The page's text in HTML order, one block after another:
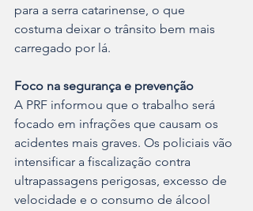
para a serra catarinense, o que
costuma deixar o trânsito bem mais
carregado por lá.
Foco na segurança e prevenção
A PRF informou que o trabalho será
focado em infrações que causam os
acidentes mais graves. Os policiais vão
intensificar a fiscalização contra
ultrapassagens perigosas, excesso de
velocidade e o consumo de álcool